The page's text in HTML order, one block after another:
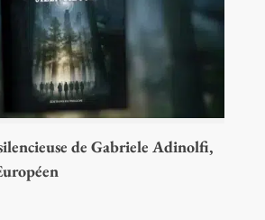
de Gabriele Adinolfi,